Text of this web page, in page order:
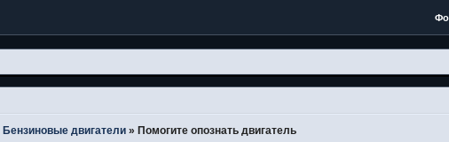
Бензиновые двигатели » Помогите опознать двигатель